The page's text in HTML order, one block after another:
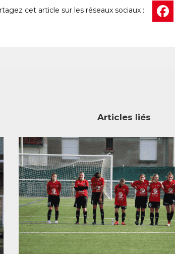
Articles liés